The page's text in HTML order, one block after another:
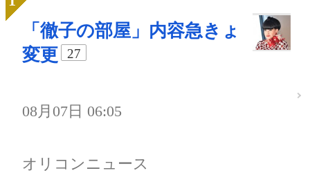
「徹子の部屋」内容急きょ
変更
27
08月07日 06:05
オリコンニュース